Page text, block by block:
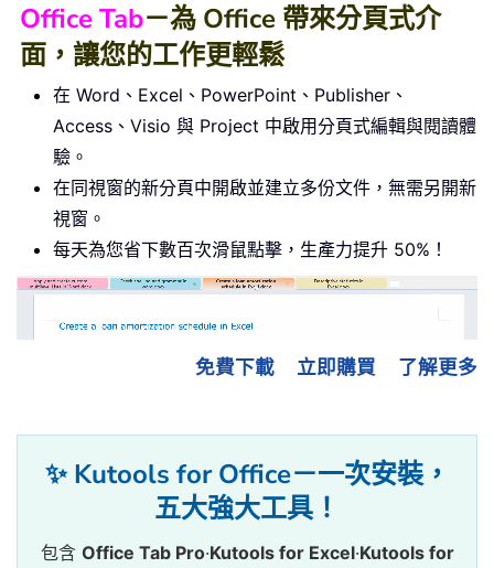
Office Tab－為 Office 帶來分頁式介
面，讓您的工作更輕鬆
在 Word、Excel、PowerPoint、Publisher、
Access、Visio 與 Project 中啟用分頁式編輯與閱讀體
驗。
在同視窗的新分頁中開啟並建立多份文件，無需另開新
視窗。
每天為您省下數百次滑鼠點擊，生產力提升 50%！
免費下載 立即購買 了解更多
✨ Kutools for Office－一次安裝，
五大強大工具！
包含 Office Tab Pro·Kutools for Excel·Kutools for